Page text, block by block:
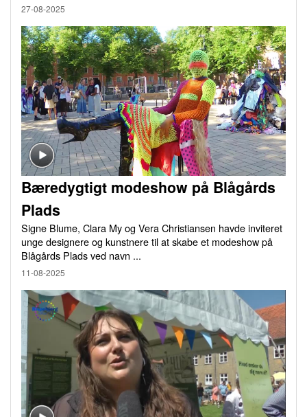
27-08-2025
Bæredygtigt modeshow på Blågårds
Plads
Signe Blume, Clara My og Vera Christiansen havde inviteret
unge designere og kunstnere til at skabe et modeshow på
Blågårds Plads ved navn ...
11-08-2025